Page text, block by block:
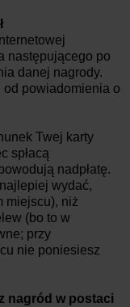
następującego po
danej nagrody.
od powiadomienia o
Twej karty
spłacą
nadpłatę.
wydać,
miejscu), niż
(bo to w
przy
nie poniesiesz
nagród w postaci